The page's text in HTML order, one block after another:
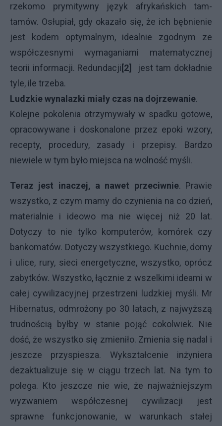
rzekomo prymitywny język afrykańskich tam-
tamów. Osłupiał, gdy okazało się, że ich bębnienie
jest kodem optymalnym, idealnie zgodnym ze
współczesnymi wymaganiami matematycznej
teorii informacji. Redundacji[2]
jest tam dokładnie
tyle, ile trzeba.
Ludzkie wynalazki miały czas na dojrzewanie.
Kolejne pokolenia otrzymywały w spadku gotowe,
opracowywane i doskonalone przez epoki wzory,
recepty, procedury, zasady i przepisy. Bardzo
niewiele w tym było miejsca na wolność myśli.
Teraz jest inaczej, a nawet przeciwnie. Prawie
wszystko, z czym mamy do czynienia na co dzień,
materialnie i ideowo ma nie więcej niż 20 lat.
Dotyczy to nie tylko komputerów, komórek czy
bankomatów. Dotyczy wszystkiego. Kuchnie, domy
i ulice, rury, sieci energetyczne, wszystko, oprócz
zabytków. Wszystko, łącznie z wszelkimi ideami w
całej cywilizacyjnej przestrzeni ludzkiej myśli. Mr
Hibernatus, odmrożony po 30 latach, z najwyższą
trudnością byłby w stanie pojąć cokolwiek. Nie
dość, że wszystko się zmieniło. Zmienia się nadal i
jeszcze przyspiesza. Wykształcenie inżyniera
dezaktualizuje się w ciągu trzech lat. Na tym to
polega. Kto jeszcze nie wie, że najważniejszym
wyzwaniem współczesnej cywilizacji jest
sprawne funkcjonowanie, w warunkach stałej